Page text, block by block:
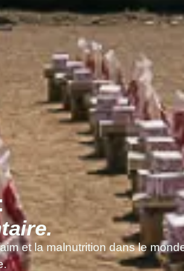
et la malnutrition dans le